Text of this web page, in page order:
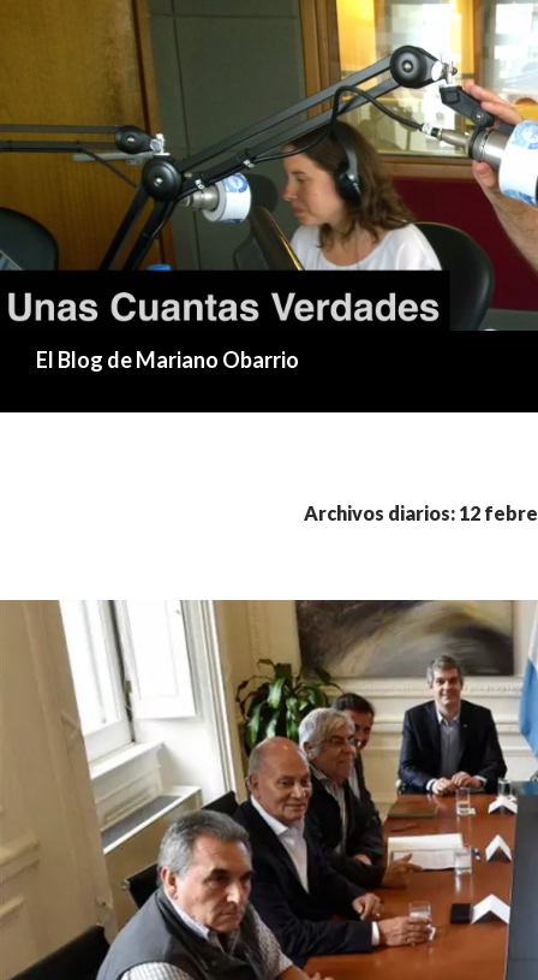
El Blog de Mariano Obarrio
Archivos diarios: 12